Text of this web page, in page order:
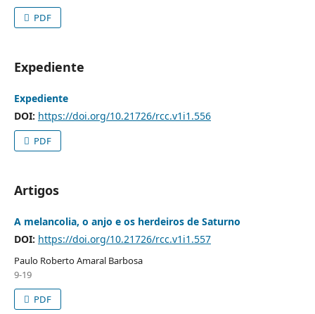
PDF
Expediente
Expediente
DOI: https://doi.org/10.21726/rcc.v1i1.556
PDF
Artigos
A melancolia, o anjo e os herdeiros de Saturno
DOI: https://doi.org/10.21726/rcc.v1i1.557
Paulo Roberto Amaral Barbosa
9-19
PDF